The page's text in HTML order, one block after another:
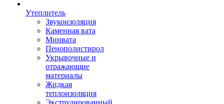
Утеплитель
Звукоизоляция
Каменная вата
Минвата
Пенополистирол
Укрывочные и
отражающие
материалы
Жидкая
теплоизоляция